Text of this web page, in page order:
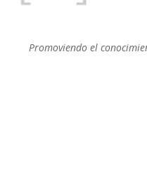
Promoviendo el